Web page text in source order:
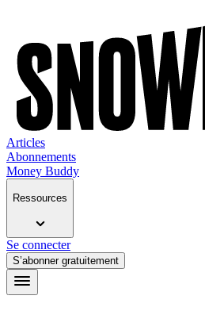
Articles
Abonnements
Money Buddy
Ressources
Se connecter
S’abonner gratuitement